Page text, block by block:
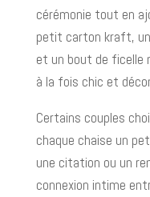
cérémonie tout en
petit carton kraft,
et un bout de ficelle
à la fois chic et
Certains couples
chaque chaise un
une citation ou un
connexion intime